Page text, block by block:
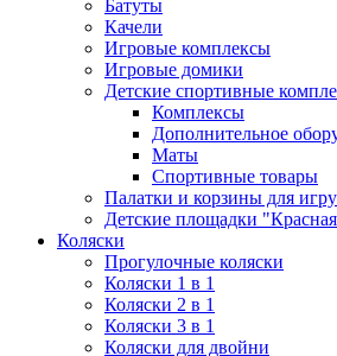
Батуты
Качели
Игровые комплексы
Игровые домики
Детские спортивные
Комплексы
Дополнительное
Маты
Спортивные товары
Палатки и корзины для
Детские площадки
Коляски
Прогулочные коляски
Коляски 1 в 1
Коляски 2 в 1
Коляски 3 в 1
Коляски для двойни